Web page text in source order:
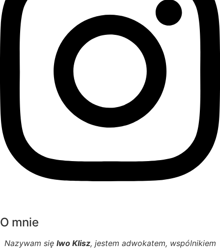
O mnie
Nazywam się Iwo Klisz, jestem adwokatem, wspólnikiem